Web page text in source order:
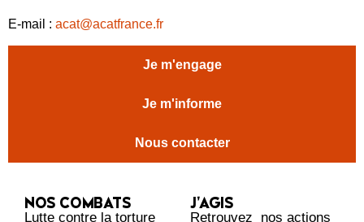
E-mail : acat@acatfrance.fr
Je m'engage
Je m'informe
Nous contacter
NOS COMBATS
Lutte contre la torture
J’AGIS
Retrouvez nos actions